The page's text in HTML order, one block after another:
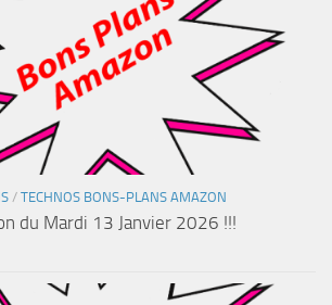
/ TECHNOS BONS-PLANS AMAZON
du Mardi 13 Janvier 2026 !!!